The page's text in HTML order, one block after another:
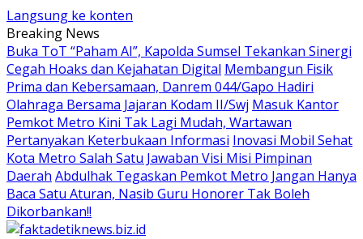
Langsung ke konten
Breaking News
Buka ToT “Paham AI”, Kapolda Sumsel Tekankan Sinergi
Cegah Hoaks dan Kejahatan Digital Membangun Fisik
Prima dan Kebersamaan, Danrem 044/Gapo Hadiri
Olahraga Bersama Jajaran Kodam II/Swj Masuk Kantor
Pemkot Metro Kini Tak Lagi Mudah, Wartawan
Pertanyakan Keterbukaan Informasi Inovasi Mobil Sehat
Kota Metro Salah Satu Jawaban Visi Misi Pimpinan
Daerah Abdulhak Tegaskan Pemkot Metro Jangan Hanya
Baca Satu Aturan, Nasib Guru Honorer Tak Boleh
Dikorbankan!!